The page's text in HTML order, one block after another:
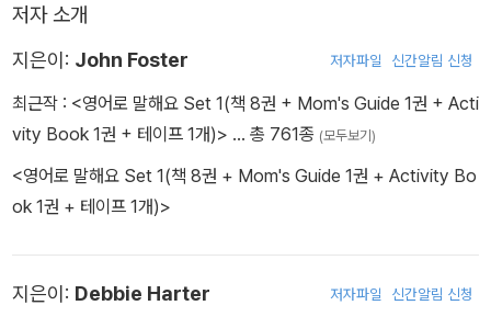
저자 소개
지은이: John Foster 저자파일 신간알림 신청
최근작 : <영어로 말해요 Set 1(책 8권 + Mom's Guide 1권 + Acti
vity Book 1권 + 테이프 1개)> … 총 761종 (모두보기)
<영어로 말해요 Set 1(책 8권 + Mom's Guide 1권 + Activity Bo
ok 1권 + 테이프 1개)>
지은이: Debbie Harter 저자파일 신간알림 신청